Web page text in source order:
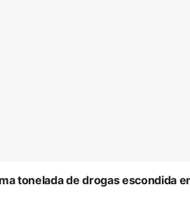
tonelada de drogas escondida